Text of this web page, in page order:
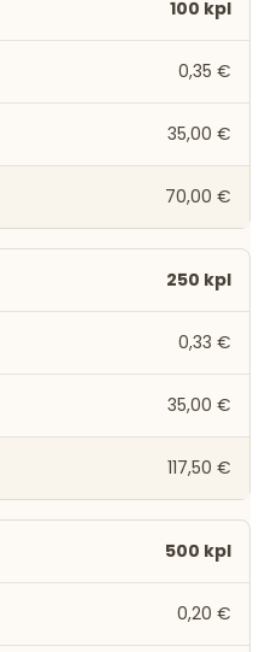
100 kpl
0,35 €
35,00 €
70,00 €
250 kpl
0,33 €
35,00 €
117,50 €
500 kpl
0,20 €